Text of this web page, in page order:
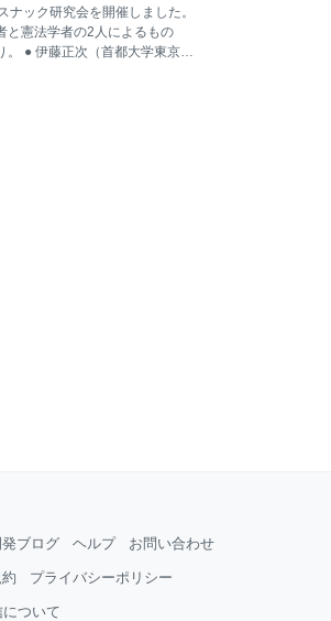
万の太田市は、富士重工業（ス
り、北関東有数の工業都市で
毛」に属すが、「上毛かるた」
名にある《け》であり、これは
ナック研究会を開催しました。
と憲法学者の2人によるもの
。 ● 伊藤正次（首都大学東京・
発ブログ ヘルプ お問い合わせ
プライバシーポリシー
ついて